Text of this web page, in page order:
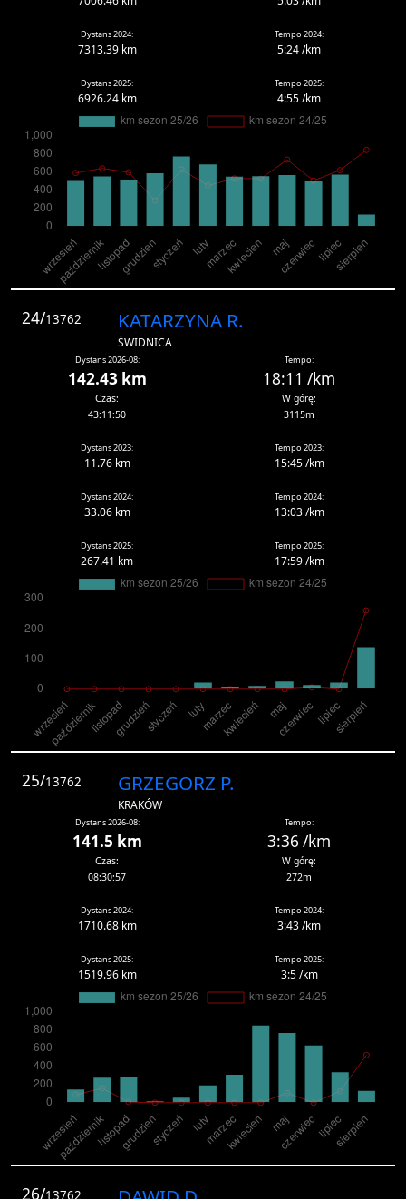
Dystans 2024:
7313.39 km
Tempo 2024:
5:24 /km
Dystans 2025:
6926.24 km
Tempo 2025:
4:55 /km
24/13762 KATARZYNA R.
ŚWIDNICA
Dystans 2026-08:
142.43 km
Tempo:
18:11 /km
Czas:
43:11:50
W górę:
3115m
Dystans 2023:
11.76 km
Tempo 2023:
15:45 /km
Dystans 2024:
33.06 km
Tempo 2024:
13:03 /km
Dystans 2025:
267.41 km
Tempo 2025:
17:59 /km
25/13762 GRZEGORZ P.
KRAKÓW
Dystans 2026-08:
141.5 km
Tempo:
3:36 /km
Czas:
08:30:57
W górę:
272m
Dystans 2024:
1710.68 km
Tempo 2024:
3:43 /km
Dystans 2025:
1519.96 km
Tempo 2025:
3:5 /km
26/13762